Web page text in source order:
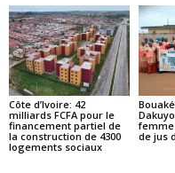
Côte d’Ivoire: 42
milliards FCFA pour le
financement partiel de
la construction de 4300
logements sociaux
de jus